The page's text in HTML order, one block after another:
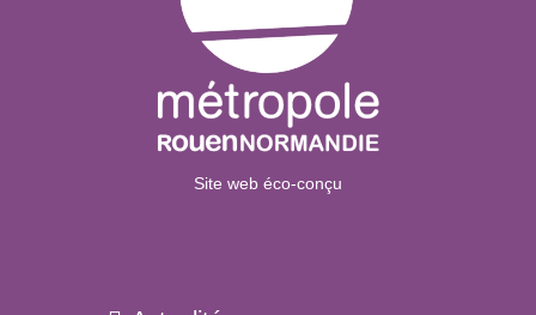
Site web éco-conçu